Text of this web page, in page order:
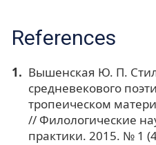
References
Вышенская Ю. П.
средневекового
тропеическом
// Филологические
практики. 2015. № 1